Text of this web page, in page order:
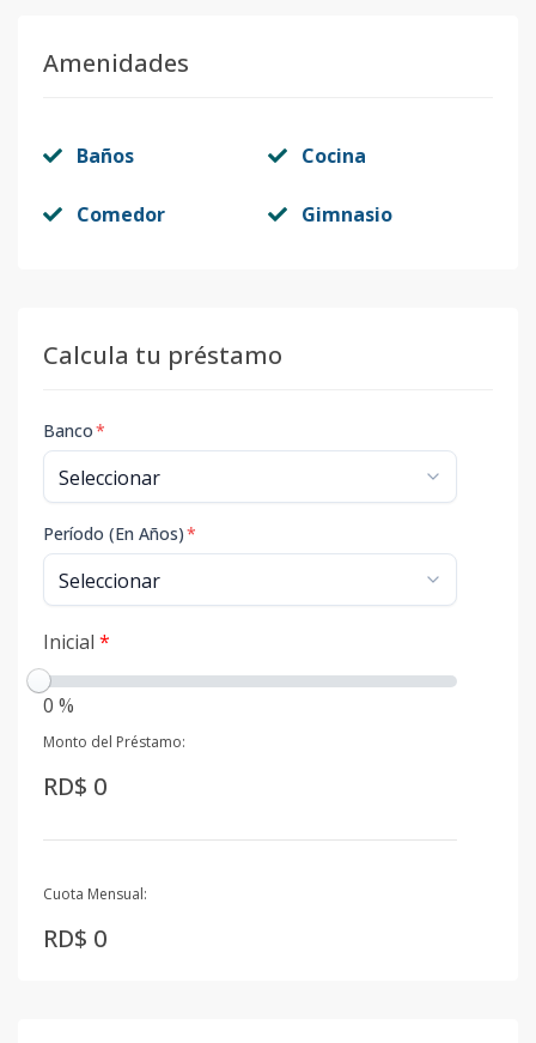
Amenidades
Baños Cocina
Comedor Gimnasio
Calcula tu préstamo
Banco*
Período (En Años)*
Inicial *
0 %
Monto del Préstamo:
RD$ 0
Cuota Mensual:
RD$ 0